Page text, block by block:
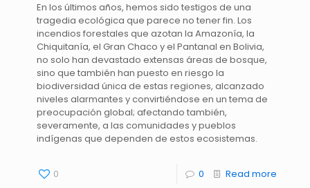
En los últimos años, hemos sido testigos de una
tragedia ecológica que parece no tener fin. Los
incendios forestales que azotan la Amazonía, la
Chiquitanía, el Gran Chaco y el Pantanal en Bolivia,
no solo han devastado extensas áreas de bosque,
sino que también han puesto en riesgo la
biodiversidad única de estas regiones, alcanzado
niveles alarmantes y convirtiéndose en un tema de
preocupación global; afectando también,
severamente, a las comunidades y pueblos
indígenas que dependen de estos ecosistemas.
0 0 Read more